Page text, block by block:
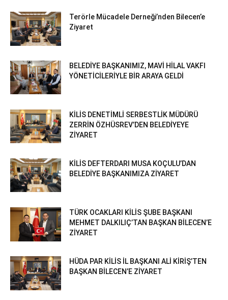
Terörle Mücadele Derneği’nden Bilecen’e
Ziyaret
BELEDİYE BAŞKANIMIZ, MAVİ HİLAL VAKFI
YÖNETİCİLERİYLE BİR ARAYA GELDİ
KİLİS DENETİMLİ SERBESTLİK MÜDÜRÜ
ZERRİN ÖZHÜSREV’DEN BELEDİYEYE
ZİYARET
KİLİS DEFTERDARI MUSA KOÇULU’DAN
BELEDİYE BAŞKANIMIZA ZİYARET
TÜRK OCAKLARI KİLİS ŞUBE BAŞKANI
MEHMET DALKILIÇ’TAN BAŞKAN BİLECEN’E
ZİYARET
HÜDA PAR KİLİS İL BAŞKANI ALİ KİRİŞ’TEN
BAŞKAN BİLECEN’E ZİYARET